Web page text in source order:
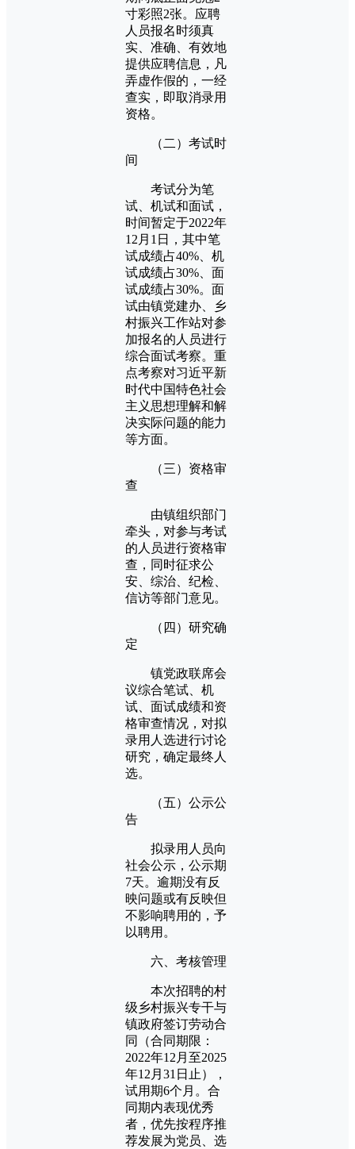
寸彩照2张。应聘
人员报名时须真
实、准确、有效地
提供应聘信息，凡
弄虚作假的，一经
查实，即取消录用
资格。
（二）考试时
间
考试分为笔
试、机试和面试，
时间暂定于2022年
12月1日，其中笔
试成绩占40%、机
试成绩占30%、面
试成绩占30%。面
试由镇党建办、乡
村振兴工作站对参
加报名的人员进行
综合面试考察。重
点考察对习近平新
时代中国特色社会
主义思想理解和解
决实际问题的能力
等方面。
（三）资格审
查
由镇组织部门
牵头，对参与考试
的人员进行资格审
查，同时征求公
安、综治、纪检、
信访等部门意见。
（四）研究确
定
镇党政联席会
议综合笔试、机
试、面试成绩和资
格审查情况，对拟
录用人选进行讨论
研究，确定最终人
选。
（五）公示公
告
拟录用人员向
社会公示，公示期
7天。逾期没有反
映问题或有反映但
不影响聘用的，予
以聘用。
六、考核管理
本次招聘的村
级乡村振兴专干与
镇政府签订劳动合
同（合同期限：
2022年12月至2025
年12月31日止），
试用期6个月。合
同期内表现优秀
者，优先按程序推
荐发展为党员、选